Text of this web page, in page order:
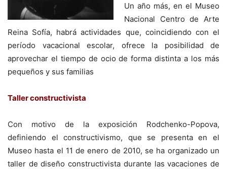
Un año más, en el Museo
Nacional Centro de Arte
Reina Sofía, habrá actividades que, coincidiendo con el
período vacacional escolar, ofrece la posibilidad de
aprovechar el tiempo de ocio de forma distinta a los más
pequeños y sus familias
Taller constructivista
Con motivo de la exposición Rodchenko-Popova,
definiendo el constructivismo, que se presenta en el
Museo hasta el 11 de enero de 2010, se ha organizado un
taller de diseño constructivista durante las vacaciones de